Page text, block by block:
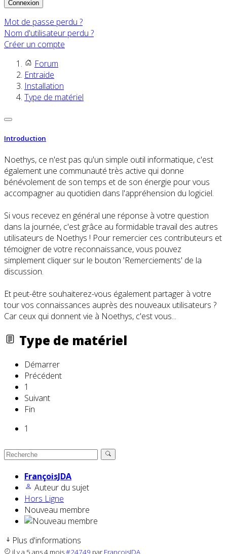
Connexion
Mot de passe perdu ?
Nom d'utilisateur perdu ?
Créer un compte
Forum
Entraide
Installation
Type de matériel
Introduction
Noethys, ce n'est pas qu'un simple outil informatique, c'est
également une communauté très active qui donne
bénévolement de son temps et de son énergie pour vous
accompagner au quotidien dans l'appréhension du logiciel.
Si vous recevez en général une réponse à votre question
dans la journée, c'est grâce au formidable travail des autres
utilisateurs de Noethys ! Pour remercier ces contributeurs et
témoigner de votre reconnaissance, vous pouvez
simplement cliquer sur le bouton 'Remerciements' de la
discussion.
Et peut-être souhaiterez-vous également partager à votre
tour vos connaissances auprès des nouveaux utilisateurs ?
Car ceux qui donnent vie à Noethys, c'est vous...
Type de matériel
Démarrer
Précédent
1
Suivant
Fin
1
FrançoisJDA
Auteur du sujet
Hors Ligne
Nouveau membre
Plus d'informations
il y a 5 ans 4 mois#24749 par FrançoisJDA